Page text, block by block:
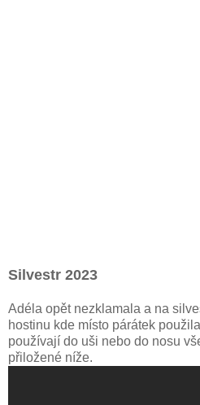
Silvestr 2023
Adéla opět nezklamala a na
hostinu kde místo párátek
používají do uši nebo do nosu
přiložené níže.